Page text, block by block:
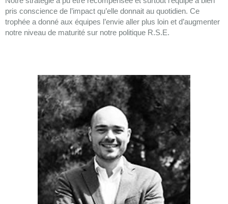
pris conscience de l’impact qu’elle donnait au quotidien. Ce
trophée a donné aux équipes l’envie aller plus loin et d’augmenter
notre niveau de maturité sur notre politique R.S.E.